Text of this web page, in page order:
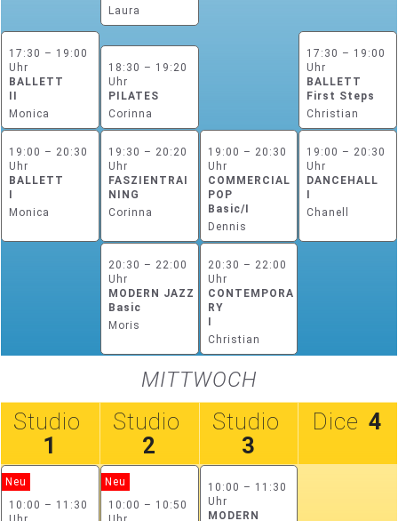
17:30 – 19:00
Uhr
BALLETT
II
Monica
19:00 – 20:30
Uhr
BALLETT
I
Monica
Laura
18:30 – 19:20
Uhr
PILATES
Corinna
19:30 – 20:20
Uhr
FASZIENTRAI
NING
Corinna
20:30 – 22:00
Uhr
MODERN JAZZ
Basic
Moris
19:00 – 20:30
Uhr
COMMERCIAL
POP
Basic/I
Dennis
20:30 – 22:00
Uhr
CONTEMPORA
RY
I
Christian
17:30 – 19:00
Uhr
BALLETT
First Steps
Christian
19:00 – 20:30
Uhr
DANCEHALL
I
Chanell
MITTWOCH
Studio
1
Neu
10:00 – 11:30
Studio
2
Neu
10:00 – 10:50
Studio
3
10:00 – 11:30
Uhr
MODERN
Dice 4